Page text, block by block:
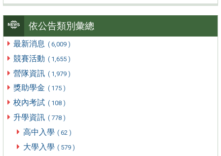
依公告類別彙總
最新消息 ( 6,009 )
競賽活動 ( 1,655 )
營隊資訊 ( 1,979 )
獎助學金 ( 175 )
校內考試 ( 108 )
升學資訊 ( 778 )
高中入學 ( 62 )
大學入學 ( 579 )